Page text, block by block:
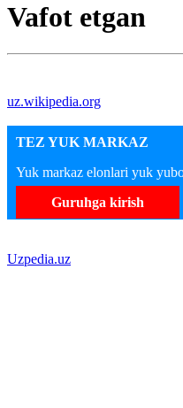
Vafot etgan
uz.wikipedia.org
TEZ YUK MARKAZ
Yuk markaz elonlari yuk
Guruhga kirish
Uzpedia.uz